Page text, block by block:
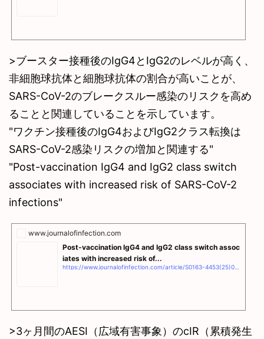
>ブースター接種後のIgG4とIgG2のレベルが高く、
非細胞球抗体と細胞球抗体の割合が高いことが、
SARS-CoV-2のブレークスルー感染のリスクを高め
ることと関連していることを示しています。
"ワクチン接種後のIgG4およびIgG2クラス転換は
SARS-CoV-2感染リスクの増加と関連する"
"Post-vaccination IgG4 and IgG2 class switch
associates with increased risk of SARS-CoV-2
infections"
www.journalofinfection.com
Post-vaccination IgG4 and IgG2 class switch assoc
iates with increased risk of...
>3ヶ月間のAESI（広域有害事象）のcIR（累積発生